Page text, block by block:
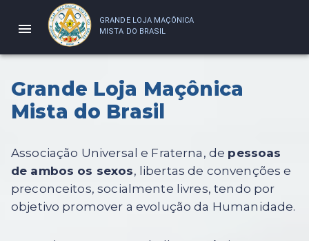
GRANDE LOJA MAÇÔNICA
MISTA DO BRASIL
Grande Loja Maçônica
Mista do Brasil
Associação Universal e Fraterna, de pessoas
de ambos os sexos, libertas de convenções e
preconceitos, socialmente livres, tendo por
objetivo promover a evolução da Humanidade.